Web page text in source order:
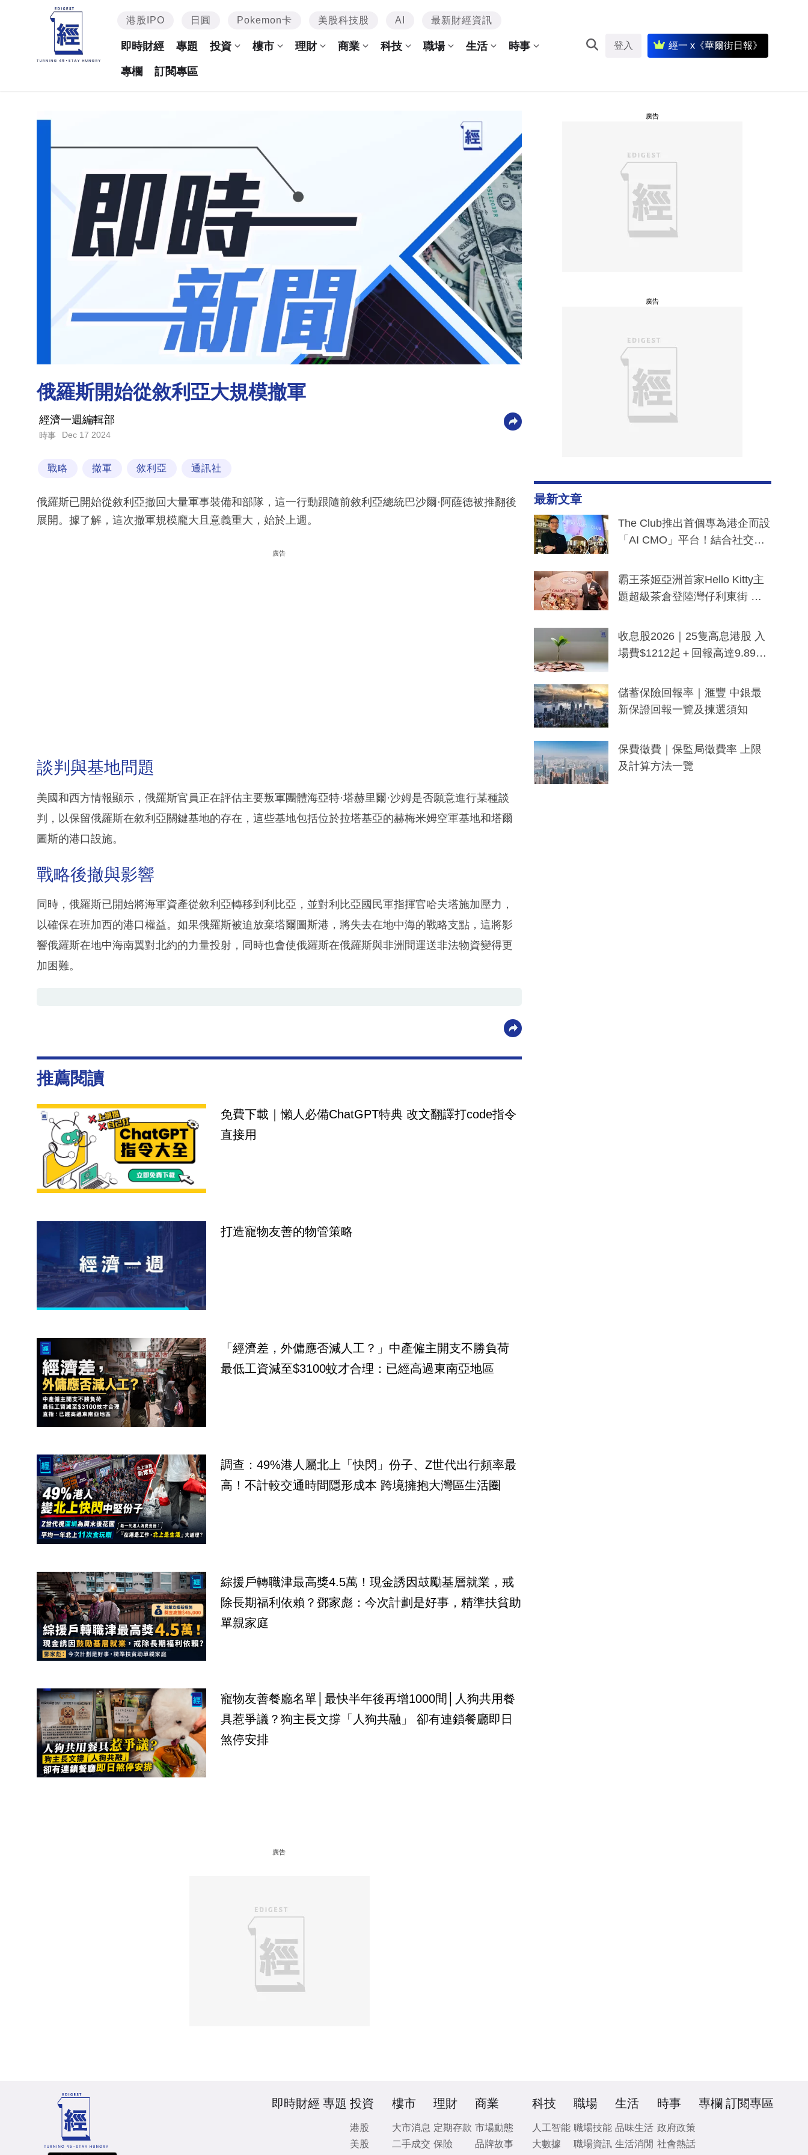
港股IPO 日圓 Pokemon卡 美股科技股 AI 最新財經資訊
即時財經 專題 投資 樓市 理財 商業 科技 職場 生活 時事
專欄 訂閱專區
登入 經一 x《華爾街日報》
俄羅斯開始從敘利亞大規模撤軍
經濟一週編輯部
時事 Dec 17 2024
戰略 撤軍 敘利亞 通訊社
俄羅斯已開始從敘利亞撤回大量軍事裝備和部隊，這一行動跟隨前敘利亞總統巴沙爾·阿薩德被推翻後
展開。據了解，這次撤軍規模龐大且意義重大，始於上週。
廣告
談判與基地問題
美國和西方情報顯示，俄羅斯官員正在評估主要叛軍團體海亞特·塔赫里爾·沙姆是否願意進行某種談
判，以保留俄羅斯在敘利亞關鍵基地的存在，這些基地包括位於拉塔基亞的赫梅米姆空軍基地和塔爾
圖斯的港口設施。
戰略後撤與影響
同時，俄羅斯已開始將海軍資產從敘利亞轉移到利比亞，並對利比亞國民軍指揮官哈夫塔施加壓力，
以確保在班加西的港口權益。如果俄羅斯被迫放棄塔爾圖斯港，將失去在地中海的戰略支點，這將影
響俄羅斯在地中海南翼對北約的力量投射，同時也會使俄羅斯在俄羅斯與非洲間運送非法物資變得更
加困難。
推薦閱讀
免費下載｜懶人必備ChatGPT特典 改文翻譯打code指令
直接用
打造寵物友善的物管策略
「經濟差，外傭應否減人工？」中產僱主開支不勝負荷
最低工資減至$3100蚊才合理：已經高過東南亞地區
調查：49%港人屬北上「快閃」份子、Z世代出行頻率最
高！不計較交通時間隱形成本 跨境擁抱大灣區生活圈
綜援戶轉職津最高獎4.5萬！現金誘因鼓勵基層就業，戒
除長期福利依賴？鄧家彪：今次計劃是好事，精準扶貧助
單親家庭
寵物友善餐廳名單│最快半年後再增1000間│人狗共用餐
具惹爭議？狗主長文撐「人狗共融」 卻有連鎖餐廳即日
煞停安排
廣告
廣告
廣告
最新文章
The Club推出首個專為港企而設
「AI CMO」平台！結合社交聆
分鐘生成「貼地」宣傳短片
霸王茶姬亞洲首家Hello Kitty主
題超級茶倉登陸灣仔利東街 推
y及香港限定特調系列
收息股2026｜25隻高息港股 入
場費$1212起＋回報高達9.89
儲蓄保險回報率｜滙豐 中銀最
新保證回報一覽及揀選須知
保費徵費｜保監局徵費率 上限
及計算方法一覽
即時財經 專題 投資
港股
美股
樓市
大市消息
二手成交
理財
定期存款
保險
商業
市場動態
品牌故事
科技
人工智能
大數據
職場
職場技能
職場資訊
生活
品味生活
生活消閒
時事
政府政策
社會熱話
專欄 訂閱專區